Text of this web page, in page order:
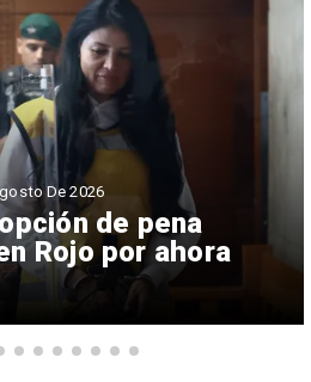
de pena
Rojo por ahora
De 2026